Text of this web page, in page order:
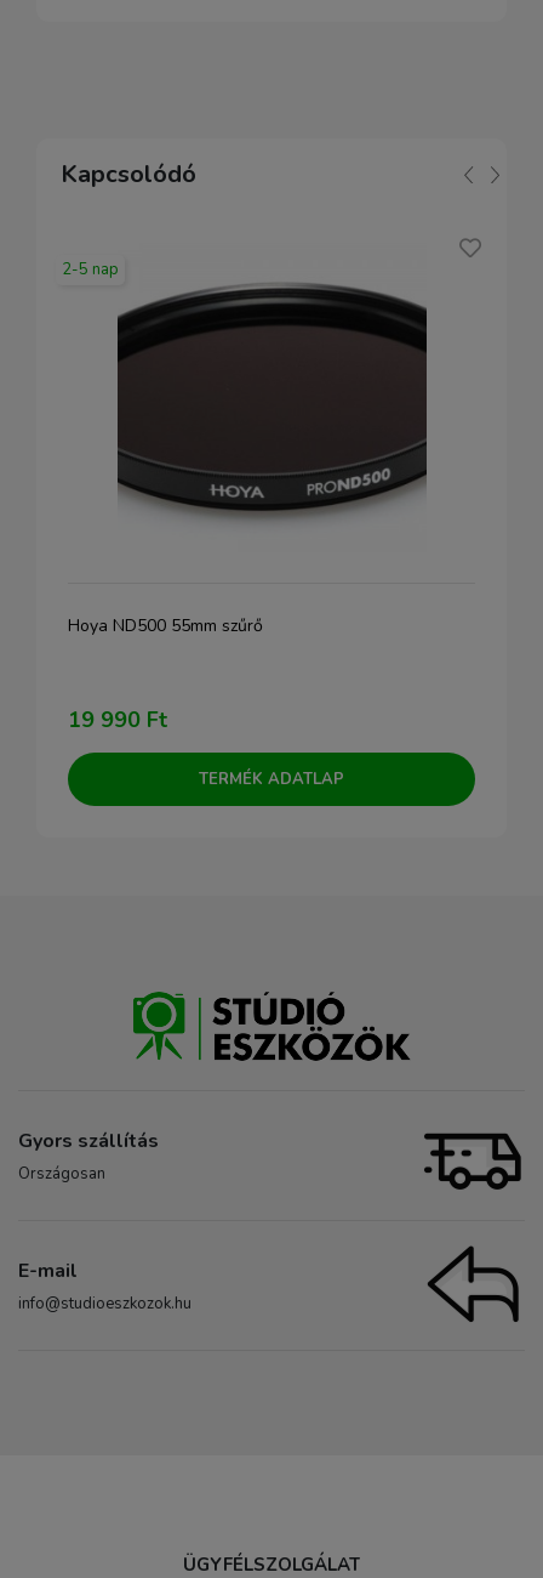
Kapcsolódó
2-5 nap
Hoya ND500 55mm szűrő
19 990 Ft
TERMÉK ADATLAP
Gyors szállítás
Országosan
E-mail
info@studioeszkozok.hu
ÜGYFÉLSZOLGÁLAT